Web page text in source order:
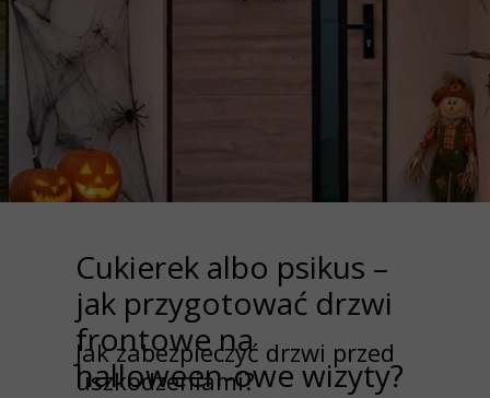
Jak zabezpieczyć drzwi przed
uszkodzeniami?
Cukierek albo psikus –
jak przygotować drzwi
frontowe na
halloween-owe wizyty?